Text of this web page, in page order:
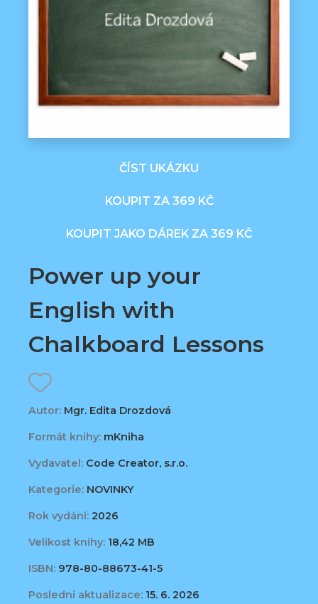
ČÍST UKÁZKU
KOUPIT ZA 369 KČ
KOUPIT JAKO DÁREK ZA 369 KČ
Power up your
English with
Chalkboard Lessons
Autor: Mgr. Edita Drozdová
Formát knihy: mKniha
Vydavatel: Code Creator, s.r.o.
Kategorie: NOVINKY
Rok vydání: 2026
Velikost knihy: 18,42 MB
ISBN: 978-80-88673-41-5
Poslední aktualizace: 15. 6. 2026